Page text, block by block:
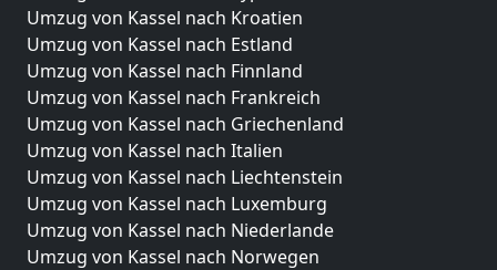
Umzug von Kassel nach Kroatien
Umzug von Kassel nach Estland
Umzug von Kassel nach Finnland
Umzug von Kassel nach Frankreich
Umzug von Kassel nach Griechenland
Umzug von Kassel nach Italien
Umzug von Kassel nach Liechtenstein
Umzug von Kassel nach Luxemburg
Umzug von Kassel nach Niederlande
Umzug von Kassel nach Norwegen